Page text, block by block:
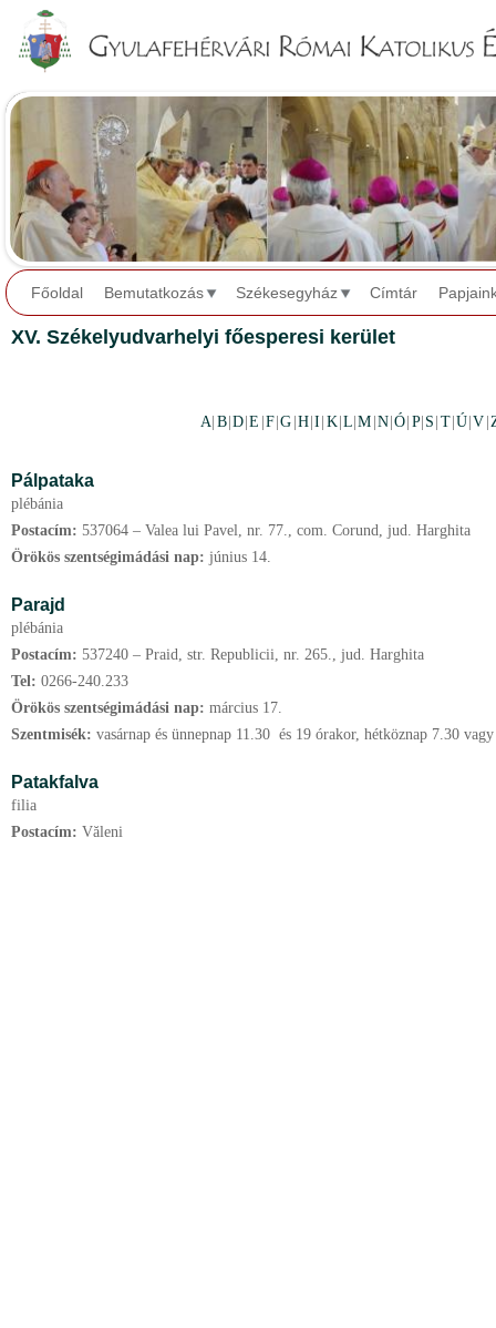
Főoldal Bemutatkozás Székesegyház Címtár
XV. Székelyudvarhelyi főesperesi kerület
A B |D |E F |G H |I K L |M N |Ó P| S T Ú |V
Pálpataka
plébánia
Postacím: 537064 – Valea lui Pavel, nr. 77., com. Corund, jud. Harghita
Örökös szentségimádási nap: június 14.
Parajd
plébánia
Postacím: 537240 – Praid, str. Republicii, nr. 265., jud. Harghita
Tel: 0266-240.233
Örökös szentségimádási nap: március 17.
Szentmisék: vasárnap és ünnepnap 11.30 és 19 órakor, hétköznap 7.30
Patakfalva
filia
Postacím: Văleni